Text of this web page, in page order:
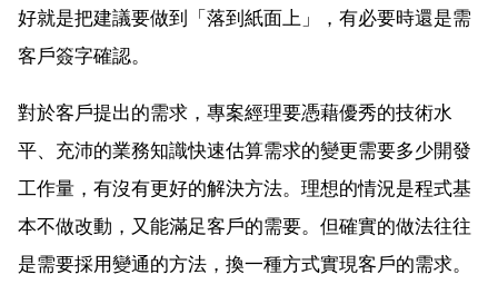
好就是把建議要做到「落到紙面上」，有必要時還是需
客戶簽字確認。
對於客戶提出的需求，專案經理要憑藉優秀的技術水
平、充沛的業務知識快速估算需求的變更需要多少開發
工作量，有沒有更好的解決方法。理想的情況是程式基
本不做改動，又能滿足客戶的需要。但確實的做法往往
是需要採用變通的方法，換一種方式實現客戶的需求。